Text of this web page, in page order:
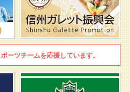
ーツチームを応援しています。